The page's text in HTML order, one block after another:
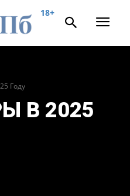
18+
Году
В 2025